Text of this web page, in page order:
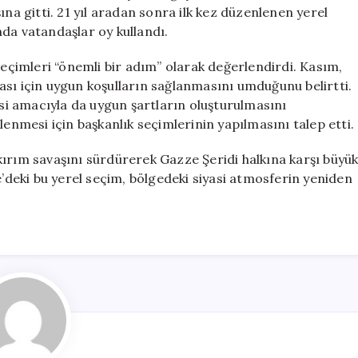
Heyecanı
gitti. 21 yıl aradan sonra ilk kez düzenlenen yerel
vatandaşlar oy kullandı.
“önemli bir adım” olarak değerlendirdi. Kasım,
için uygun koşulların sağlanmasını umduğunu belirtti.
da uygun şartların oluşturulmasını
için başkanlık seçimlerinin yapılmasını talep etti.
savaşını sürdürerek Gazze Şeridi halkına karşı büyük
bu yerel seçim, bölgedeki siyasi atmosferin yeniden